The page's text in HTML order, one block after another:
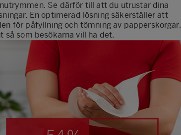
Se därför till att du utrustar dina
En optimerad lösning säkerställer att
för påfyllning och tömning av papperskorgar.
som besökarna vill ha det.